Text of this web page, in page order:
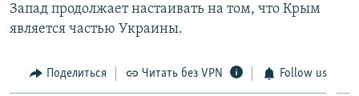
Запад продолжает настаивать на том, что Крым
является частью Украины.
Поделиться Читать без VPN Follow us